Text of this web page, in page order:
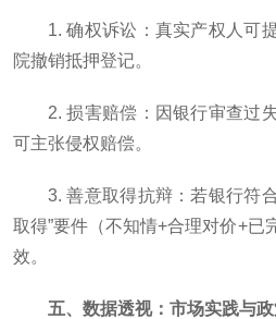
1. 确权诉讼：真实产权人可
院撤销抵押登记。
2. 损害赔偿：因银行审查过
可主张侵权赔偿。
3. 善意取得抗辩：若银行符
取得”要件（不知情+合理对价+已
效。
五、数据透视：市场实践与